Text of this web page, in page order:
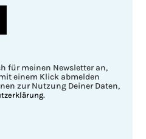
für meinen Newsletter an,
einem Klick abmelden
zur Nutzung Deiner Daten,
.